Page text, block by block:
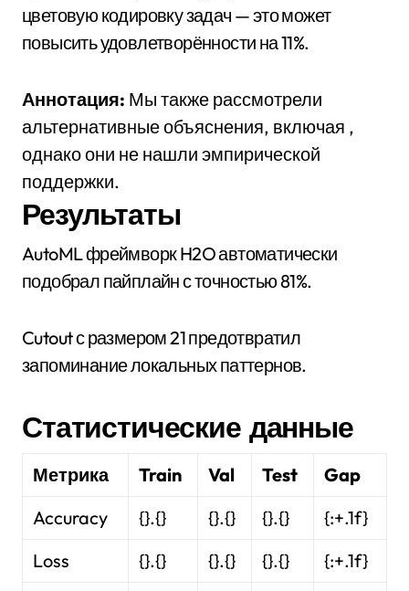
цветовую кодировку задач — это может
повысить удовлетворённости на 11%.
Аннотация: Мы также рассмотрели
альтернативные объяснения, включая ,
однако они не нашли эмпирической
поддержки.
Результаты
AutoML фреймворк H2O автоматически
подобрал пайплайн с точностью 81%.
Cutout с размером 21 предотвратил
запоминание локальных паттернов.
Статистические данные
Метрика Train Val Test
Gap
Accuracy
{}.{} {}.{} {}.{}
{:+.1f}
Loss
{}.{} {}.{} {}.{}
{:+.1f}